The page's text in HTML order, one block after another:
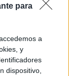
para
a
y
dispositivo,